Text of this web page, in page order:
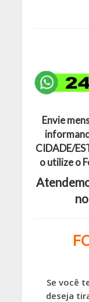
Envie
CIDADE/
o utilize o
Se você
deseja